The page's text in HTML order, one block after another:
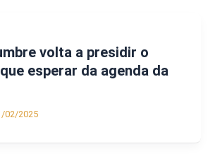
volta a presidir o
esperar da agenda da
02/2025